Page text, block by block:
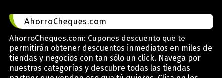
AhorroCheques.com
AhorroCheques.com: Cupones descuento que te
permitirán obtener descuentos inmediatos en miles de
tiendas y negocios con tan sólo un click. Navega por
nuestras categorías y descubre todas las tiendas